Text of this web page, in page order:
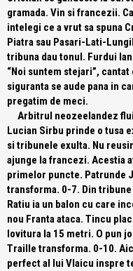
gramada. Vin si francezii.
intelegi ce a vrut sa spuna
Piatra sau Pasari-Lati-
tribuna dau tonul. Furdui
“Noi suntem stejari”,
siguranta se aude pana in
pregatim de meci.
Arbitrul neozeelandez
Lucian Sirbu prinde o tusa
si tribunele exulta. Nu
ajunge la francezi. Acestia
primelor puncte. Patrunde
transforma. 0-7. Din
Ratiu ia un balon cu care
nou Franta ataca. Tincu
lovitura la 15 metri. O pun
Traille transforma. 0-10.
perfect al lui Vlaicu inspre